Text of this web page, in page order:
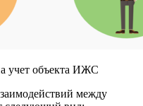
учет объекта ИЖС
между